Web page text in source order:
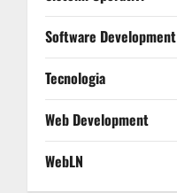
Software Development
Tecnologia
Web Development
WebLN